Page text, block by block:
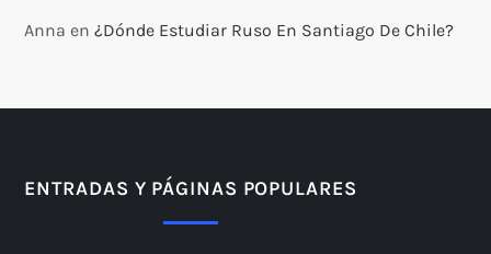
Anna en¿Dónde Estudiar Ruso En Santiago De Chile?
ENTRADAS Y PÁGINAS POPULARES